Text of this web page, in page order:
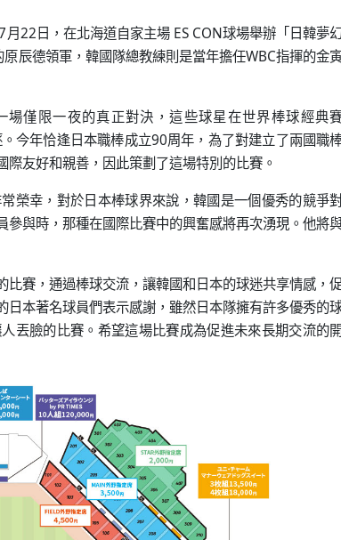
22日，在北海道自家主場 ES CON球場舉辦「日韓夢
辰德領軍，韓國隊總教練則是當年擔任WBC指揮的金
僅限一夜的真正對決，這些球星在世界棒球經典
今年恰逢日本職棒成立90周年，為了對建立了兩國職
友好和親善，因此策劃了這場特別的比賽。
榮幸，對於日本棒球界來說，韓國是一個優秀的競爭
與時，那種在國際比賽中的興奮感將再次湧現。他將
賽，通過棒球交流，讓韓國和日本的球迷共享情感，
本著名球員們表示感謝，雖然日本隊擁有許多優秀的
丟臉的比賽。希望這場比賽成為促進未來長期交流的